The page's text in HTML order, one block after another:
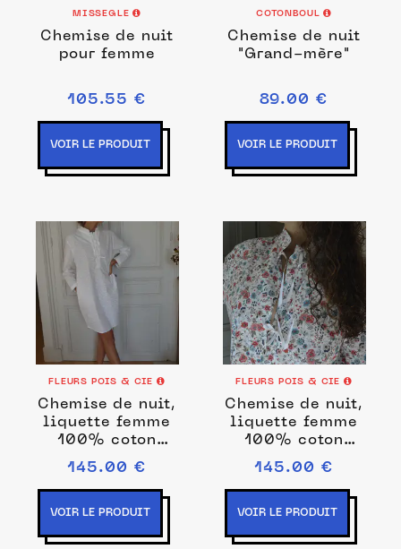
MISSEGLE
Chemise de nuit
pour femme
105.55 €
VOIR LE PRODUIT
COTONBOUL
Chemise de nuit
"Grand-mère"
89.00 €
VOIR LE PRODUIT
FLEURS POIS & CIE
Chemise de nuit,
liquette femme
100% coton
fabrication
française
145.00 €
VOIR LE PRODUIT
FLEURS POIS & CIE
Chemise de nuit,
liquette femme
100% coton
fabrication
française
145.00 €
VOIR LE PRODUIT